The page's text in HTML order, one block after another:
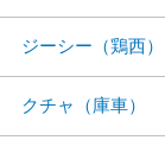
ジーシー（鶏西）
クチャ（庫車）